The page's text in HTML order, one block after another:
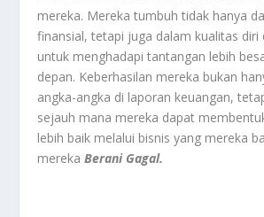
mereka. Mereka tumbuh tidak hanya
finansial, tetapi juga dalam kualitas diri
untuk menghadapi tantangan lebih
depan. Keberhasilan mereka bukan
angka-angka di laporan keuangan,
sejauh mana mereka dapat
lebih baik melalui bisnis yang mereka
merekaBerani Gagal.